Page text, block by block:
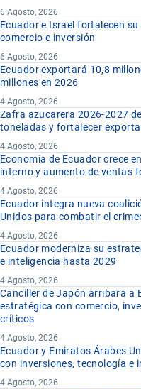
6 Agosto, 2026
Ecuador e Israel fortalecen
comercio e inversión
6 Agosto, 2026
Ecuador exportará 10,8
millones en 2026
4 Agosto, 2026
Zafra azucarera 2026-2027
toneladas y fortalecer
4 Agosto, 2026
Economía de Ecuador crece
interno y aumento de ventas
4 Agosto, 2026
Ecuador integra nueva
Unidos para combatir el
4 Agosto, 2026
Ecuador moderniza su
e inteligencia hasta 2029
4 Agosto, 2026
Canciller de Japón arribara a
estratégica con comercio,
críticos
4 Agosto, 2026
Ecuador y Emiratos Árabes
con inversiones, tecnología e
4 Agosto, 2026